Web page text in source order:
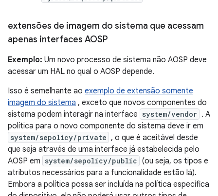
extensões de imagem do sistema que acessam
apenas interfaces AOSP
Exemplo: Um novo processo de sistema não AOSP deve
acessar um HAL no qual o AOSP depende.
Isso é semelhante ao exemplo de extensão somente
imagem do sistema , exceto que novos componentes do
sistema podem interagir na interface system/vendor . A
política para o novo componente do sistema deve ir em
system/sepolicy/private , o que é aceitável desde
que seja através de uma interface já estabelecida pelo
AOSP em system/sepolicy/public (ou seja, os tipos e
atributos necessários para a funcionalidade estão lá).
Embora a política possa ser incluída na política específica